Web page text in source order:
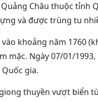
Châu thuộc tỉnh
và được trùng tu
khoảng năm 1760
mặc. Ngày 07/01/
gia.
thuyền vượt biển